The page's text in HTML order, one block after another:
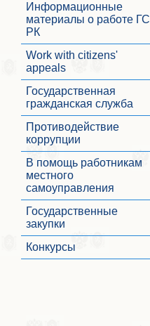
Информационные
материалы о работе ГС
РК
Work with citizens'
appeals
Государственная
гражданская служба
Противодействие
коррупции
В помощь работникам
местного
самоуправления
Государственные
закупки
Конкурсы